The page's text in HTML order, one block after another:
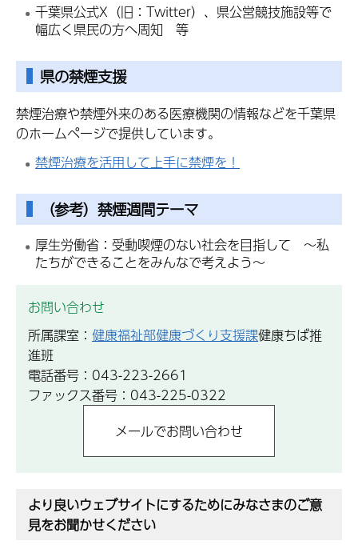
千葉県公式X（旧：Twitter）、県公営競技施設等で
幅広く県民の方へ周知 等
県の禁煙支援
禁煙治療や禁煙外来のある医療機関の情報などを千葉県
のホームページで提供しています。
禁煙治療を活用して上手に禁煙を！
（参考）禁煙週間テーマ
厚生労働省：受動喫煙のない社会を目指して ～私
たちができることをみんなで考えよう～
お問い合わせ
所属課室： 健康福祉部健康づくり支援課健康ちば推
進班
電話番号：043-223-2661
ファックス番号：043-225-0322
より良いウェブサイトにするためにみなさまのご意
見をお聞かせください